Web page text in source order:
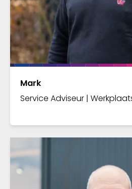
Mark
Service Adviseur |